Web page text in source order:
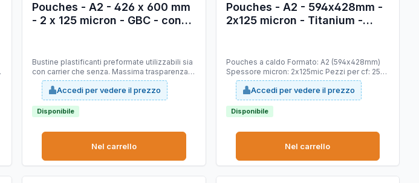
Pouches - A2 - 426 x 600 mm
- 2 x 125 micron - GBC - conf.
Bustine plastificanti preformate utilizzabili sia
con carrier che senza. Massima trasparenza e
ottima adesione del collante.
Accedi per vedere il prezzo
Disponibile
Nel carrello
Pouches - A2 - 594x428mm -
2x125 micron - Titanium -
Pouches a caldo Formato: A2 (594x428mm)
Spessore micron: 2x125mic Pezzi per cf: 25
Materiale composizione: polyestere di
altissima qualità ed EVA che conferisce
adesione nel tempo, rigidità e robustezza.
Accedi per vedere il prezzo
Disponibile
Nel carrello